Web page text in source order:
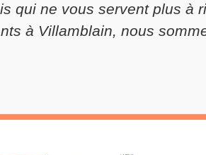
qui ne vous servent plus à
à Villamblain, nous